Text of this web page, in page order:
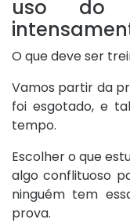
uso do
O que deve ser
Vamos partir da
foi esgotado, e
tempo.
Escolher o que
algo conflituoso
ninguém tem
prova.